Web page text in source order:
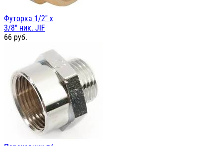
Футорка 1/2" х
3/8" ник. JIF
66 руб.